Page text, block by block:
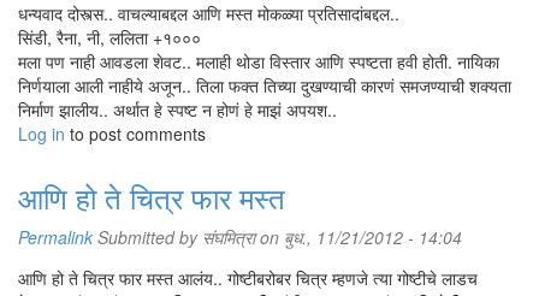
धन्यवाद दोस्त्स.. वाचल्याबद्दल आणि मस्त मोकळ्या प्रतिसादांबद्दल..
सिंडी, रैना, नी, ललिता +१०००
मला पण नाही आवडला शेवट.. मलाही थोडा विस्तार आणि स्पष्टता हवी होती. नायिका
निर्णयाला आली नाहीये अजून.. तिला फक्त तिच्या दुखण्याची कारणं समजण्याची शक्यता
निर्माण झालीय.. अर्थात हे स्पष्ट न होणं हे माझं अपयश..
Log in to post comments
आणि हो ते चित्र फार मस्त
Permalink Submitted by संघमित्राon बुध., 11/21/2012 - 14:04
आणि हो ते चित्र फार मस्त आलंय.. गोष्टीबरोबर चित्र म्हणजे त्या गोष्टीचे लाडच